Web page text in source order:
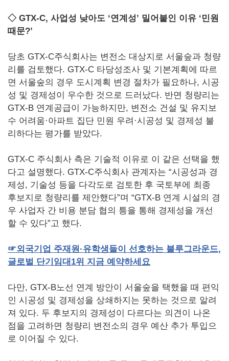
◇ GTX-C, 사업성 낮아도 ‘연계성’ 밀어붙인 이유 ‘민원
때문?’
당초 GTX-C주식회사는 변전소 대상지로 서울숲과 청량
리를 검토했다. GTX-C 타당성조사 및 기본계획에 따르
면 서울숲의 경우 도시계획 변경 절차가 필요하나, 시공
성 및 경제성이 우수한 것으로 드러났다. 반면 청량리는
GTX-B 연계공급이 가능하지만, 변전소 건설 및 유지보
수 어려움·아파트 집단 민원 우려·시공성 및 경제성 불
리하다는 평가를 받았다.
GTX-C 주식회사 측은 기술적 이유로 이 같은 선택을 했
다고 설명했다. GTX-C주식회사 관계자는 “시공성과 경
제성, 기술성 등을 다각도로 검토한 후 국토부에 최종
후보지로 청량리를 제안했다”며 “GTX-B 연계 시설의 경
우 사업자 간 비용 분담 협의 틍을 통해 경제성을 개선
할 수 있다”고 했다.
☞외국기업 주재원·유학생들이 선호하는 블루그라운드,
글로벌 단기임대 1위 지금 예약하세요
다만, GTX-B노선 연계 방안이 서울숲을 택했을 때 편익
인 시공성 및 경제성을 상쇄하지는 못하는 것으로 알려
져 있다. 두 후보지의 경제성이 다르다는 의견이 나온
점을 고려하면 청량리 변전소의 경우 예산 추가 투입으
로 이어질 수 있다.